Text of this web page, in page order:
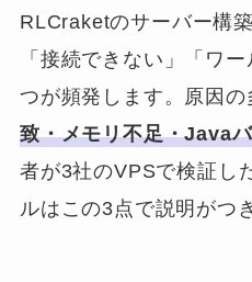
RLCraketのサーバー構
「接続できない」「ワ
つが頻発します。原因の
致・メモリ不足・Java
者が3社のVPSで検証し
ルはこの3点で説明がつ